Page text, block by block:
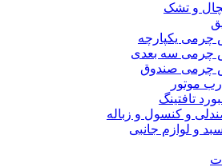
و تشک
چرمی یکپارچه
چرمی سه بعدی
چرمی صندوق
موتور
تافتینگ
و کنسول و زباله
و لوازم جانبی